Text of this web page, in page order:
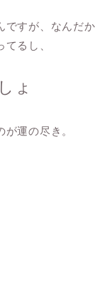
ですが、なんだか
るし、
ょ
運の尽き。